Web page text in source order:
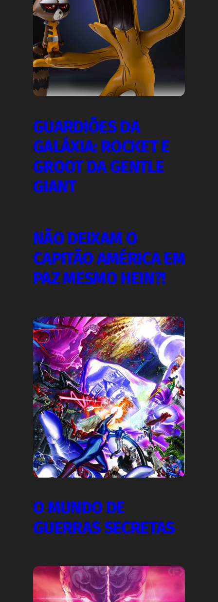
GUARDIÕES DA
GALÁXIA: ROCKET E
GROOT DA GENTLE
GIANT
NÃO DEIXAM O
CAPITÃO AMÉRICA EM
PAZ MESMO HEIN?!
O MUNDO DE
GUERRAS SECRETAS